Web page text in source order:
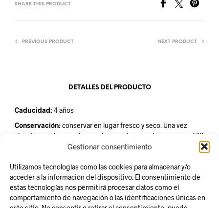
Gestionar consentimiento
Utilizamos tecnologías como las cookies para almacenar y/o
acceder a la información del dispositivo. El consentimiento de
estas tecnologías nos permitirá procesar datos como el
comportamiento de navegación o las identificaciones únicas en
SHARE THIS PRODUCT
PREVIOUS PRODUCT NEXT PRODUCT
DETALLES DEL PRODUCTO
Caducidad:4 años
Conservación:conservar en lugar fresco y seco. Una vez
abierto, mantener refrigerado a una temperatura menor a 5ºC
y consumir en los próximos 10 días.